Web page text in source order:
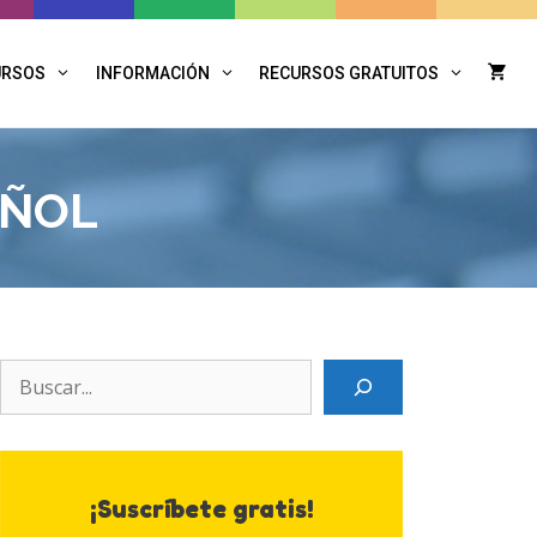
INFORMACIÓN RECURSOS GRATUITOS
Search
¡Suscríbete gratis!